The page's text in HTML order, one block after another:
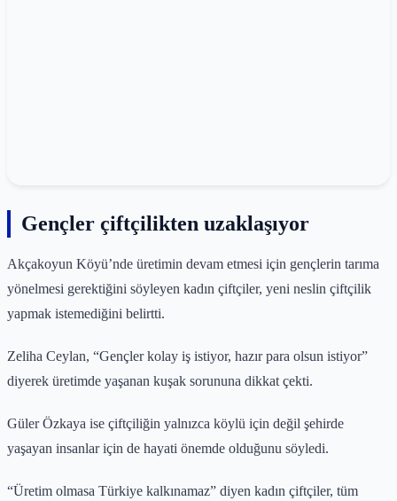
Gençler çiftçilikten uzaklaşıyor
Akçakoyun Köyü’nde üretimin devam etmesi için gençlerin tarıma
yönelmesi gerektiğini söyleyen kadın çiftçiler, yeni neslin çiftçilik
yapmak istemediğini belirtti.
Zeliha Ceylan, “Gençler kolay iş istiyor, hazır para olsun istiyor”
diyerek üretimde yaşanan kuşak sorununa dikkat çekti.
Güler Özkaya ise çiftçiliğin yalnızca köylü için değil şehirde
yaşayan insanlar için de hayati önemde olduğunu söyledi.
“Üretim olmasa Türkiye kalkınamaz” diyen kadın çiftçiler, tüm